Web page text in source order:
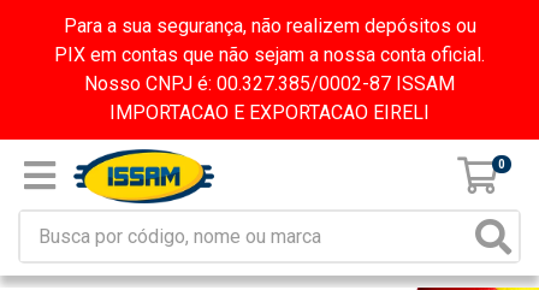
Para a sua segurança, não realizem depósitos ou
PIX em contas que não sejam a nossa conta oficial.
Nosso CNPJ é: 00.327.385/0002-87 ISSAM
IMPORTACAO E EXPORTACAO EIRELI
0